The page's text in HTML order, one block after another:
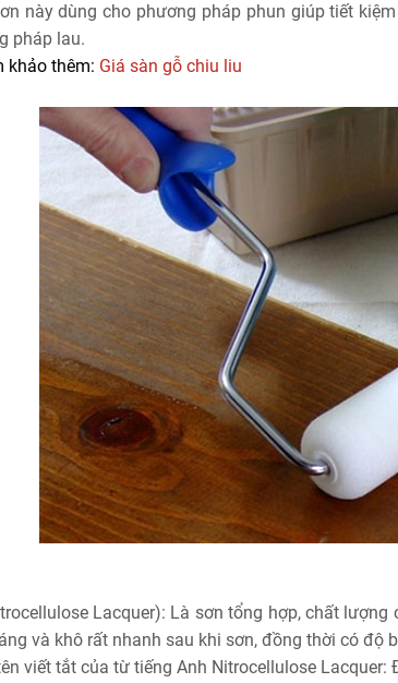
này dùng cho phương pháp phun giúp tiết
pháp lau.
khảo thêm: Giá sàn gỗ chiu liu
Lacquer): Là sơn tổng hợp, chất
và khô rất nhanh sau khi sơn, đồng thời có độ
viết tắt của từ tiếng Anh Nitrocellulose